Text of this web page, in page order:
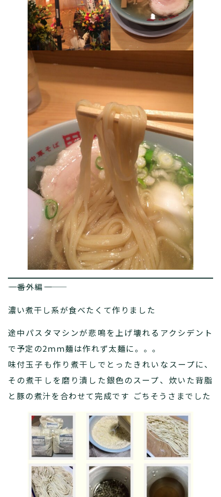
――――番外編――――
濃い煮干し系が食べたくて作りました
途中パスタマシンが悲鳴を上げ壊れるアクシデント
で予定の2ｍｍ麺は作れず太麺に。。。
味付玉子も作り煮干しでとったきれいなスープに、
その煮干しを磨り潰した銀色のスープ、炊いた背脂
と豚の煮汁を合わせて完成です ごちそうさまでした